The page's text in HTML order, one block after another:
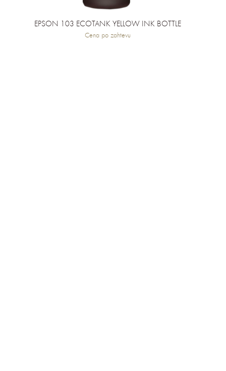
EPSON 103 ECOTANK YELLOW INK BOTTLE
Cena po zahtevu